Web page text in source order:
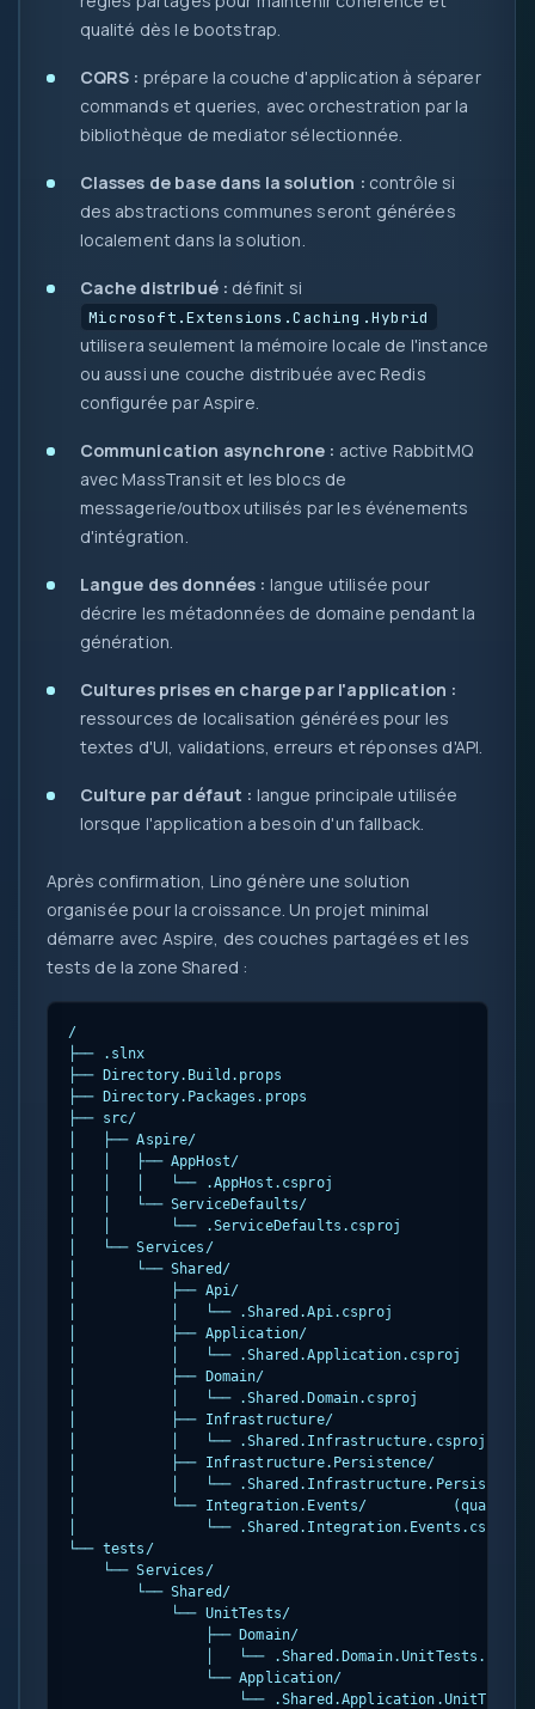
qualité dès le bootstrap.
CQRS : prépare la couche d'application à séparer
commands et queries, avec orchestration par la
bibliothèque de mediator sélectionnée.
Classes de base dans la solution : contrôle si
des abstractions communes seront générées
localement dans la solution.
Cache distribué : définit si
Microsoft.Extensions.Caching.Hybrid
utilisera seulement la mémoire locale de l'instance
ou aussi une couche distribuée avec Redis
configurée par Aspire.
Communication asynchrone : active RabbitMQ
avec MassTransit et les blocs de
messagerie/outbox utilisés par les événements
d'intégration.
Langue des données : langue utilisée pour
décrire les métadonnées de domaine pendant la
génération.
Cultures prises en charge par l'application :
ressources de localisation générées pour les
textes d'UI, validations, erreurs et réponses d'API.
Culture par défaut : langue principale utilisée
lorsque l'application a besoin d'un fallback.
Après confirmation, Lino génère une solution
organisée pour la croissance. Un projet minimal
démarre avec Aspire, des couches partagées et les
tests de la zone Shared :
/
├──
.slnx
├── Directory.Build.props
├── Directory.Packages.props
├── src/
│   ├── Aspire/
│   │   ├── AppHost/
│   │   │   └──
.AppHost.csproj
│   │   └── ServiceDefaults/
│   │       └──
.ServiceDefaults.csproj
│   └── Services/
│       └── Shared/
│           ├── Api/
│           │   └── .Shared.Api.csproj
│           ├── Application/
│           │   └── .Shared.Application.csproj
│           ├── Domain/
│           │   └── .Shared.Domain.csproj
│           ├── Infrastructure/
│           │   └── .Shared.Infrastructure.csproj
│           ├── Infrastructure.Persistence/
│           │   └──
│           └── Integration.Events/          (quand la
│               └── .Shared.Integration.Events.csproj
└── tests/
    └── Services/
        └── Shared/
            └── UnitTests/
                ├── Domain/
                │   └──
                └── Application/
                    └──